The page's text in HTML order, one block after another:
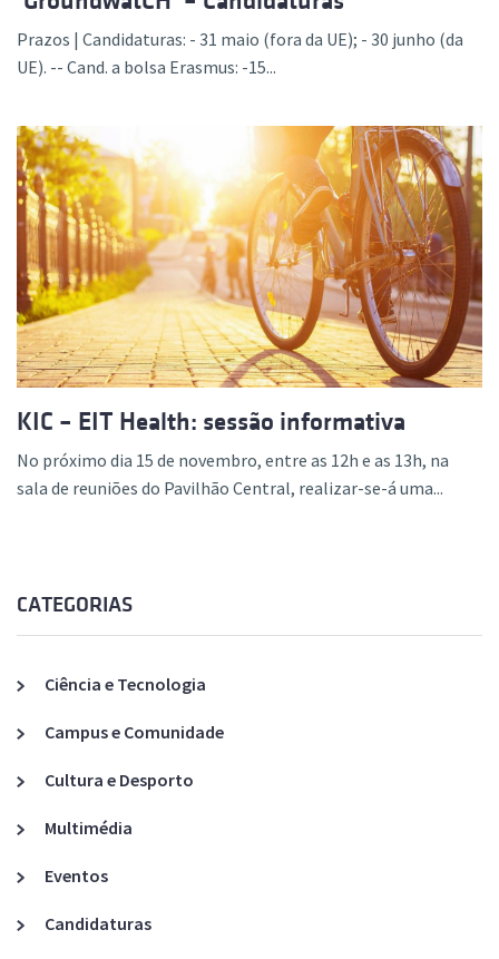
Prazos | Candidaturas: - 31 maio (fora da UE); - 30 junho (da
UE). -- Cand. a bolsa Erasmus: -15...
KIC – EIT Health: sessão informativa
No próximo dia 15 de novembro, entre as 12h e as 13h, na
sala de reuniões do Pavilhão Central, realizar-se-á uma...
CATEGORIAS
Ciência e Tecnologia
Campus e Comunidade
Cultura e Desporto
Multimédia
Eventos
Candidaturas